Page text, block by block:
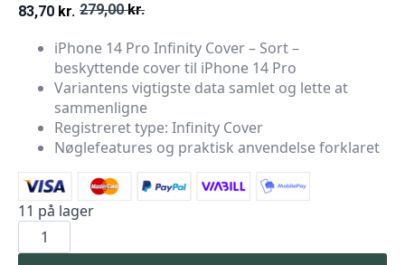
279,00kr.
Den
oprindelige
pris
var:
279,00 kr..
83,70 kr.
Den
aktuelle
pris
er:
83,70 kr..
iPhone 14 Pro Infinity Cover – Sort –
beskyttende cover til iPhone 14 Pro
Variantens vigtigste data samlet og lette at
sammenligne
Registreret type: Infinity Cover
Nøglefeatures og praktisk anvendelse forklaret
11 på lager
iPhone
Pro